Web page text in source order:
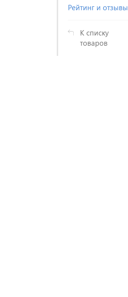
Рейтинг и отзывы
К списку
товаров